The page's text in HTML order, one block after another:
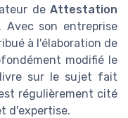
deAttestation
Avec son entreprise
à l'élaboration de
modifié le
sur le sujet fait
régulièrement cité
d'expertise.